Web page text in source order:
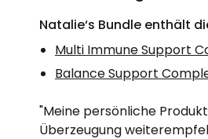
Natalie‘s Bundle enthält
Multi Immune Support
Balance Support
"Meine persönliche
Überzeugung